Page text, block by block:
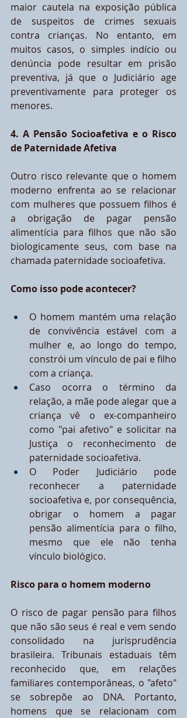
maior cautela na exposição pública
de suspeitos de crimes sexuais
contra crianças. No entanto, em
muitos casos, o simples indício ou
denúncia pode resultar em prisão
preventiva, já que o Judiciário age
preventivamente para proteger os
menores.
4. A Pensão Socioafetiva e o Risco
de Paternidade Afetiva
Outro risco relevante que o homem
moderno enfrenta ao se relacionar
com mulheres que possuem filhos é
a obrigação de pagar pensão
alimentícia para filhos que não são
biologicamente seus, com base na
chamada paternidade socioafetiva.
Como isso pode acontecer?
O homem mantém uma relação
de convivência estável com a
mulher e, ao longo do tempo,
constrói um vínculo de pai e filho
com a criança.
Caso ocorra o término da
relação, a mãe pode alegar que a
criança vê o ex-companheiro
como "pai afetivo" e solicitar na
Justiça o reconhecimento de
paternidade socioafetiva.
O Poder Judiciário pode
reconhecer a paternidade
socioafetiva e, por consequência,
obrigar o homem a pagar
pensão alimentícia para o filho,
mesmo que ele não tenha
vínculo biológico.
Risco para o homem moderno
O risco de pagar pensão para filhos
que não são seus é real e vem sendo
consolidado na jurisprudência
brasileira. Tribunais estaduais têm
reconhecido que, em relações
familiares contemporâneas, o "afeto"
se sobrepõe ao DNA. Portanto,
homens que se relacionam com